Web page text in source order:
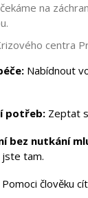
na
centra
Nabídnout
potřeb: Zeptat
bez nutkání
tam.
Pomoci člověku